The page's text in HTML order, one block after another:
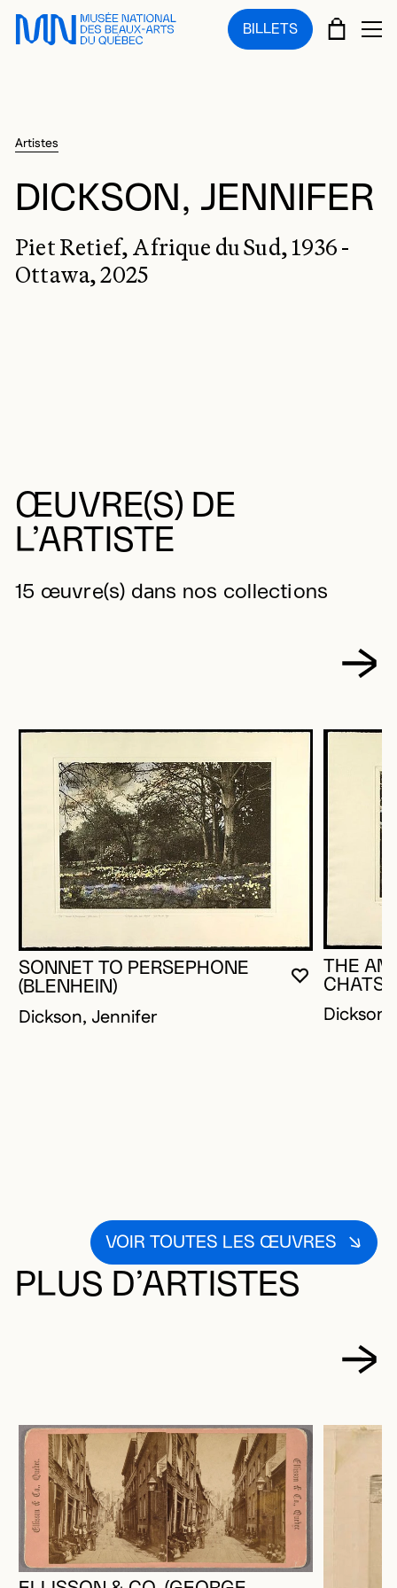
Sauter au menu principal
Sauter au contenu principal
Sauter au pied de page
BILLETS PANIER
Artistes
DICKSON, JENNIFER
Piet Retief, Afrique du Sud, 1936 -
Ottawa, 2025
ŒUVRE(S) DE
L’ARTISTE
15 œuvre(s) dans nos collections
VOUS
FERMER
OUVRIR LA
SONNET TO PERSEPHONE
(BLENHEIN)
Dickson, Jennifer
THE
VOIR TOUTES LES ŒUVRES
PLUS D’ARTISTES